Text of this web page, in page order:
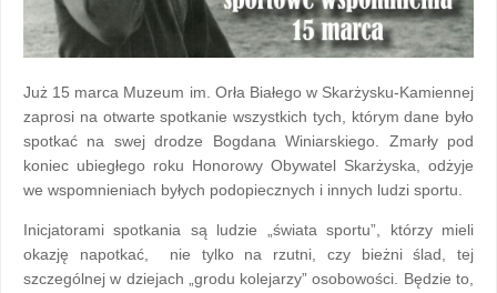
Już 15 marca Muzeum im. Orła Białego w Skarżysku-Kamiennej
zaprosi na otwarte spotkanie wszystkich tych, którym dane było
spotkać na swej drodze Bogdana Winiarskiego. Zmarły pod
koniec ubiegłego roku Honorowy Obywatel Skarżyska, odżyje
we wspomnieniach byłych podopiecznych i innych ludzi sportu.
Inicjatorami spotkania są ludzie „świata sportu”, którzy mieli
okazję napotkać, nie tylko na rzutni, czy bieżni ślad, tej
szczególnej w dziejach „grodu kolejarzy” osobowości. Będzie to,